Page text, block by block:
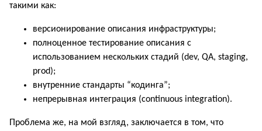
такими как:
версионирование описания инфраструктуры;
полноценное тестирование описания с
использованием нескольких стадий (dev, QA, staging,
prod);
внутренние стандарты “кодинга”;
непрерывная интеграция (continuous integration).
Проблема же, на мой взгляд, заключается в том, что